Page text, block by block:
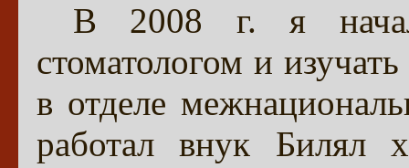
В 2008 г. я
стоматологом и
в отделе
работал внук Билял